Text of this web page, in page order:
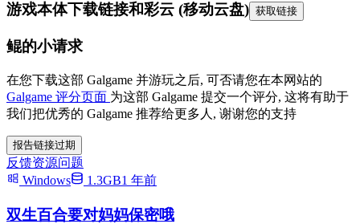
游戏本体下载链接和彩云 (移动云盘) 获取链接
鲲的小请求
在您下载这部 Galgame 并游玩之后, 可否请您在本网站的
Galgame 评分页面 为这部 Galgame 提交一个评分, 这将有助于
我们把优秀的 Galgame 推荐给更多人, 谢谢您的支持
报告链接过期
反馈资源问题
Windows
1.3GB1 年前
双生百合要对妈妈保密哦